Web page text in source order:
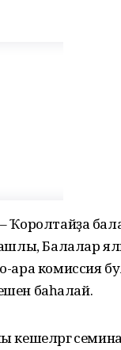
Балалар
ара комиссия
баһалай.